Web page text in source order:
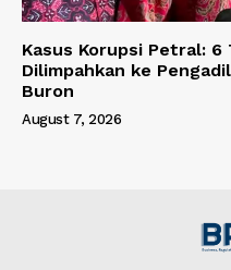
Kasus Korupsi Petral: 6
Dilimpahkan ke
Buron
August 7, 2026